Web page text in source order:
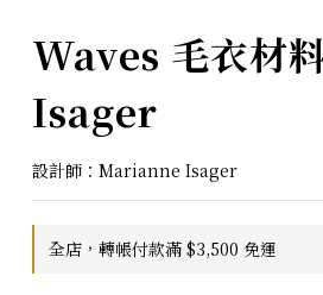
Waves 毛衣材
Isager
設計師：Marianne Isager
全店，轉帳付款滿 $3,500 免運